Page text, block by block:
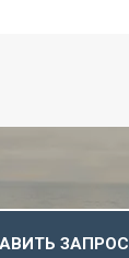
ЗАПРОС